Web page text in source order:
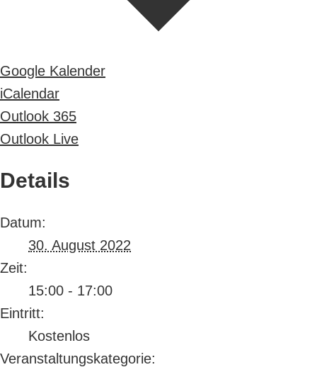
Google Kalender
iCalendar
Outlook 365
Outlook Live
Details
Datum:
30. August 2022
Zeit:
15:00 - 17:00
Eintritt:
Kostenlos
Veranstaltungskategorie: